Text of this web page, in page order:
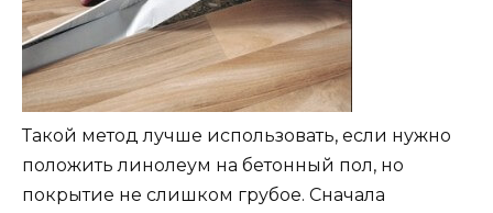
Такой метод лучше использовать, если нужно
положить линолеум на бетонный пол, но
покрытие не слишком грубое. Сначала